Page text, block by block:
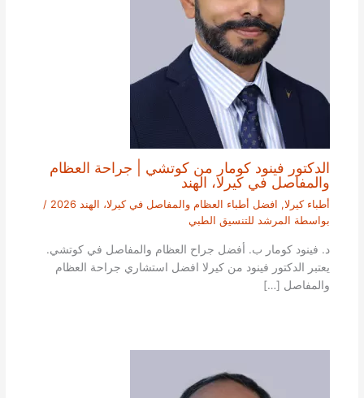
الدكتور فينود كومار من كوتشي | جراحة العظام
والمفاصل في كيرلا، الهند
أطباء كيرلا, افضل أطباء العظام والمفاصل في كيرلا، الهند 2026
/
بواسطة المرشد للتنسيق الطبي
د. فينود كومار ب. أفضل جراح العظام والمفاصل في كوتشي.
يعتبر الدكتور فينود من كيرلا افضل استشاري جراحة العظام
والمفاصل […]